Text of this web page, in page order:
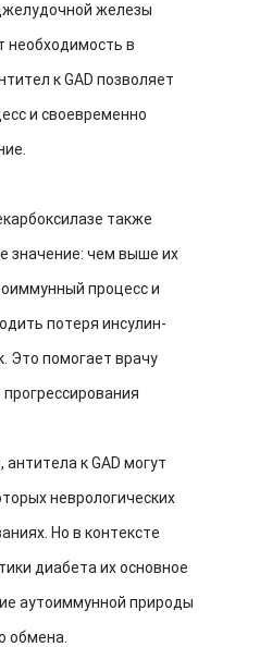
железы
необходимость в
к GAD позволяет
и своевременно
также
значение: чем выше их
процесс и
потеря инсулин-
Это помогает врачу
к GAD могут
неврологических
Но в контексте
диабета их основное
аутоиммунной природы
обмена.